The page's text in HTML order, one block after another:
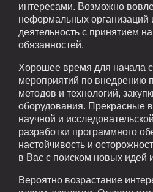
интересами. Возможно
неформальных
деятельность с принятием
обязанностей.
Хорошее время для начала
мероприятий по внедрению
методов и технологий,
оборудования. Прекрасные
научной и
разработки программного
настойчивость и
в Вас с поиском новых идей
Вероятно возрастание